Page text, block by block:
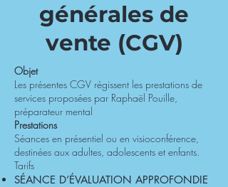
générales de
vente (CGV)
Objet
Les présentes CGV régissent les prestations de
services proposées par Raphaël Pouille,
préparateur mental
Prestations
Séances en présentiel ou en visioconférence,
destinées aux adultes, adolescents et enfants.
Tarifs
SÉANCE D’ÉVALUATION APPROFONDIE